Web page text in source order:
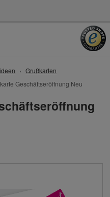
Grußkarten
Geschäftseröffnung Neu